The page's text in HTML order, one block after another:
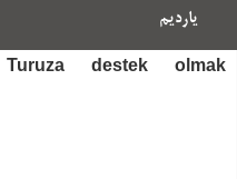
یاردیم
Turuza destek olmak